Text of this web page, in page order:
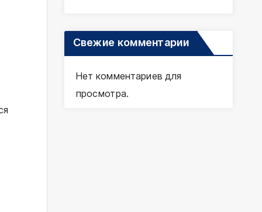
Свежие комментарии
Нет комментариев для
просмотра.